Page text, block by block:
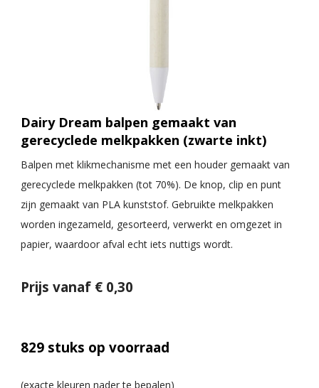
Dairy Dream balpen gemaakt van
gerecyclede melkpakken (zwarte inkt)
Balpen met klikmechanisme met een houder gemaakt van
gerecyclede melkpakken (tot 70%). De knop, clip en punt
zijn gemaakt van PLA kunststof. Gebruikte melkpakken
worden ingezameld, gesorteerd, verwerkt en omgezet in
papier, waardoor afval echt iets nuttigs wordt.
Prijs vanaf € 0,30
829 stuks op voorraad